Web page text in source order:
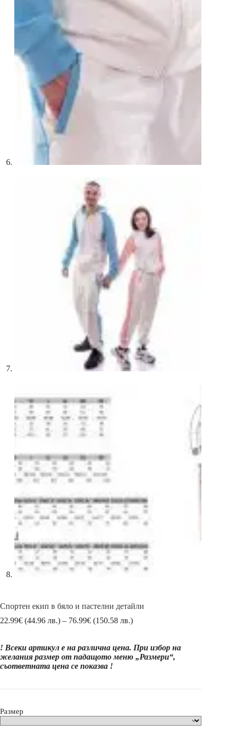
Спортен екип в бяло и пастелни детайли
22.99€ (44.96 лв.) – 76.99€ (150.58 лв.)Price
(44.96
лв.)
! Всеки артикул е на различна цена. При избор на
желания размер от падащото меню „Размери“,
съответната цена се показва !
Размер